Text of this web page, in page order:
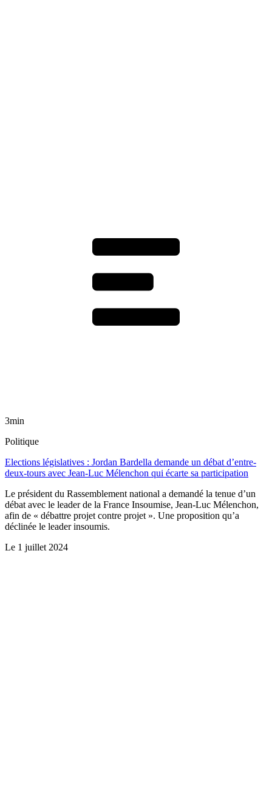
3min
Politique
Elections législatives : Jordan Bardella demande un débat d’entre-
deux-tours avec Jean-Luc Mélenchon qui écarte sa participation
Le président du Rassemblement national a demandé la tenue d’un
débat avec le leader de la France Insoumise, Jean-Luc Mélenchon,
afin de « débattre projet contre projet ». Une proposition qu’a
déclinée le leader insoumis.
Le 1 juillet 2024